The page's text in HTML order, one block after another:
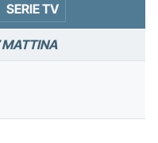
SERIE TV